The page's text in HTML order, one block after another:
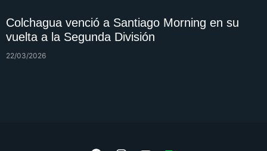
Colchagua venció a Santiago Morning en su
vuelta a la Segunda División
22/03/2026